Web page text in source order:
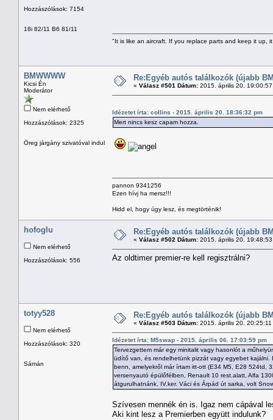
Hozzászólások: 7154
18i 82/11 B6 81/11
"It is like an aircraft. If you replace parts and keep it up,
BMWWWW
Kicsi Én
Moderátor
Nem elérhető
Hozzászólások: 2325
Öreg járgány szivatóval indul
Re:Egyéb autós találkozók (újabb
« Válasz #501 Dátum: 2015. április 20.
Idézetet írta: collins - 2015. április 20. 18:36:32 pm
Mert nincs kesz capam hozza.
pannon 9341256
Ezen hívj ha mersz!!!
Hidd el, hogy úgy lesz, és megtörténik!
hofoglu
Nem elérhető
Hozzászólások: 556
Re:Egyéb autós találkozók (újabb
« Válasz #502 Dátum: 2015. április 20.
Az oldtimer premier-re kell regisztrálni?
totyy528
Nem elérhető
Hozzászólások: 320
Sámán
Re:Egyéb autós találkozók (újabb
« Válasz #503 Dátum: 2015. április 20. 20:25:11
Idézetet írta: M5swap - 2015. április 06. 17:03:59 pm
Tervezgettem már egy minitalit vagy hasonlót a
üdítő van, és rendelhetünk pizzát vagy egyebet kajálni.
benn, amelyekről már írtam itt-ott (E34 M5, E28 524td,
versenyautó épülőfélben, Renault 10 rest.alatt, Alfa
átgurulhatnánk. IV.ker. Váci és Árpád út sarka, volt
Szívesen mennék én is. Igaz nem cápával
Aki kint lesz a Premierben együtt indulunk?